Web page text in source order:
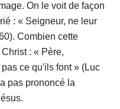
On le voit de façon
: « Seigneur, ne leur
Combien cette
: « Père,
ce qu'ils font » (Luc
pas prononcé la